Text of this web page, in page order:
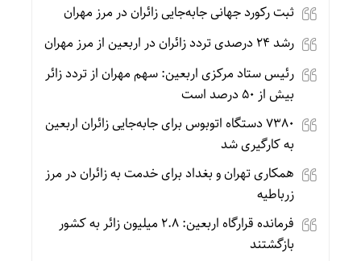
ثبت رکورد جهانی جابه‌جایی زائران در مرز مهران
رشد ۲۴ درصدی تردد زائران در اربعین از مرز مهران
رئیس ستاد مرکزی اربعین: سهم مهران از تردد زائر
بیش از ۵۰ درصد است
۷۳۸۰ دستگاه اتوبوس برای جابه‌جایی زائران اربعین
به‌ کارگیری شد
همکاری تهران و بغداد برای خدمت به زائران در مرز
زرباطیه
فرمانده قرارگاه اربعین: ۲.۸ میلیون زائر به کشور
بازگشتند